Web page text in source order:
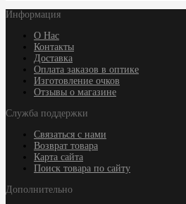
Информация
О Нас
Контакты
Доставка
Оплата заказов в оптике
Изготовление очков
Отзывы о магазине
Служба поддержки
Связаться с нами
Возврат товара
Карта сайта
Поиск товара по сайту
Дополнительно